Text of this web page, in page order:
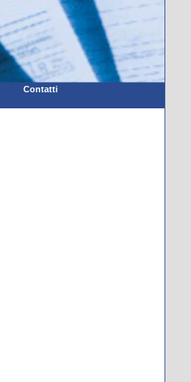
Contatti